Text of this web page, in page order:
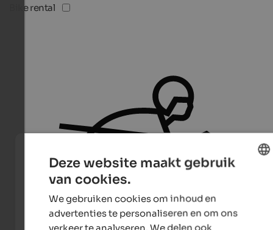
Bike rental
Deze website maakt gebruik
van cookies.
We gebruiken cookies om inhoud en
advertenties te personaliseren en om ons
verkeer te analyseren. We delen ook